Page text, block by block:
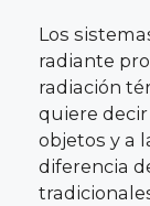
Los
radiante
radiación
quiere
objetos y a
diferencia